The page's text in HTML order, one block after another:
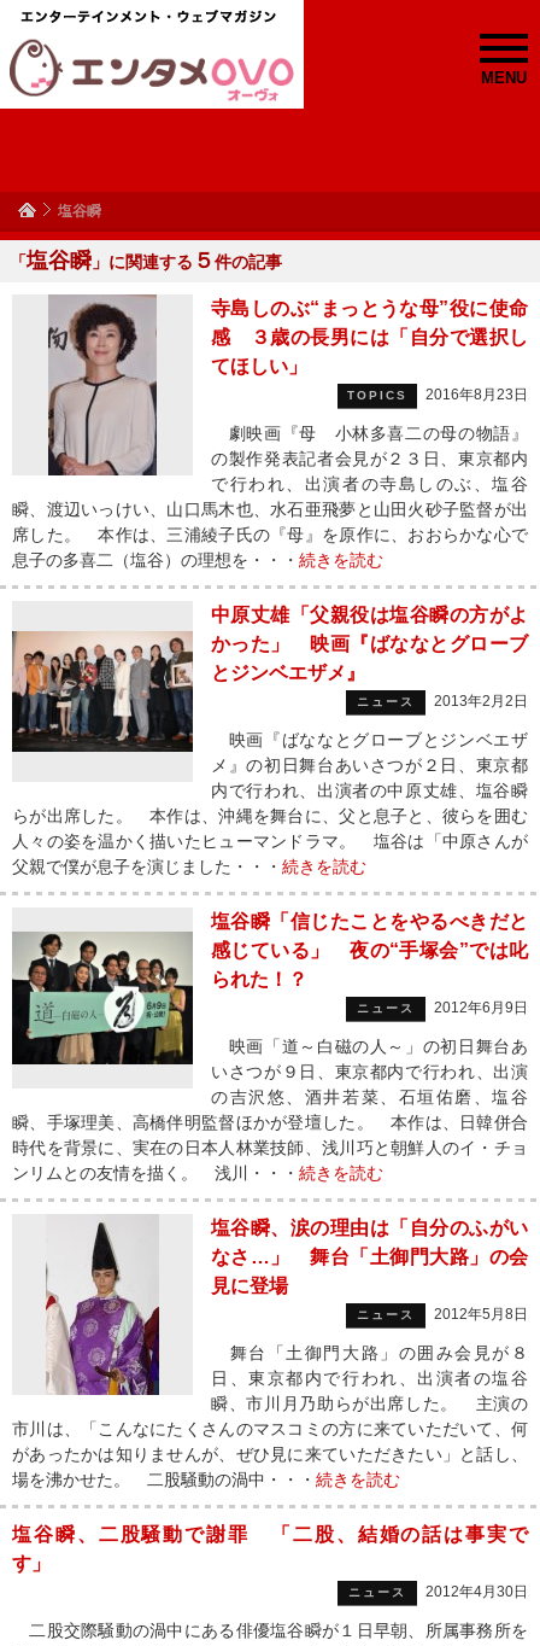
MENU
塩谷瞬
「塩谷瞬 」に関連する ５件の記事
寺島しのぶ“まっとうな母”役に使命
感 ３歳の長男には「自分で選択し
てほしい」
TOPICS 2016年8月23日
劇映画『母 小林多喜二の母の物語』
の製作発表記者会見が２３日、東京都内
で行われ、出演者の寺島しのぶ、塩谷
瞬、渡辺いっけい、山口馬木也、水石亜飛夢と山田火砂子監督が出
席した。 本作は、三浦綾子氏の『母』を原作に、おおらかな心で
息子の多喜二（塩谷）の理想を・・・ 続きを読む
中原丈雄「父親役は塩谷瞬の方がよ
かった」 映画『ばななとグローブ
とジンベエザメ』
ニュース 2013年2月2日
映画『ばななとグローブとジンベエザ
メ』の初日舞台あいさつが２日、東京都
内で行われ、出演者の中原丈雄、塩谷瞬
らが出席した。 本作は、沖縄を舞台に、父と息子と、彼らを囲む
人々の姿を温かく描いたヒューマンドラマ。 塩谷は「中原さんが
父親で僕が息子を演じました・・・ 続きを読む
塩谷瞬「信じたことをやるべきだと
感じている」 夜の“手塚会”では叱
られた！？
ニュース 2012年6月9日
映画「道～白磁の人～」の初日舞台あ
いさつが９日、東京都内で行われ、出演
の吉沢悠、酒井若菜、石垣佑磨、塩谷
瞬、手塚理美、高橋伴明監督ほかが登壇した。 本作は、日韓併合
時代を背景に、実在の日本人林業技師、浅川巧と朝鮮人のイ・チョ
ンリムとの友情を描く。 浅川・・・ 続きを読む
塩谷瞬、涙の理由は「自分のふがい
なさ…」 舞台「土御門大路」の会
見に登場
ニュース 2012年5月8日
舞台「土御門大路」の囲み会見が８
日、東京都内で行われ、出演者の塩谷
瞬、市川月乃助らが出席した。 主演の
市川は、「こんなにたくさんのマスコミの方に来ていただいて、何
があったかは知りませんが、ぜひ見に来ていただきたい」と話し、
場を沸かせた。 二股騒動の渦中・・・ 続きを読む
塩谷瞬、二股騒動で謝罪 「二股、結婚の話は事実で
す」
ニュース 2012年4月30日
二股交際騒動の渦中にある俳優塩谷瞬が１日早朝、所属事務所を